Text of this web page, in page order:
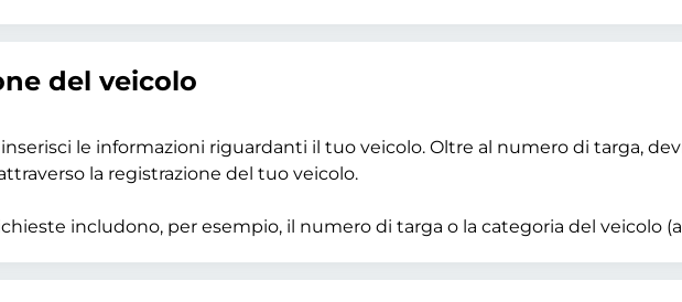
del veicolo
le informazioni riguardanti il tuo veicolo. Oltre al numero di targa,
la registrazione del tuo veicolo.
includono, per esempio, il numero di targa o la categoria del veicolo